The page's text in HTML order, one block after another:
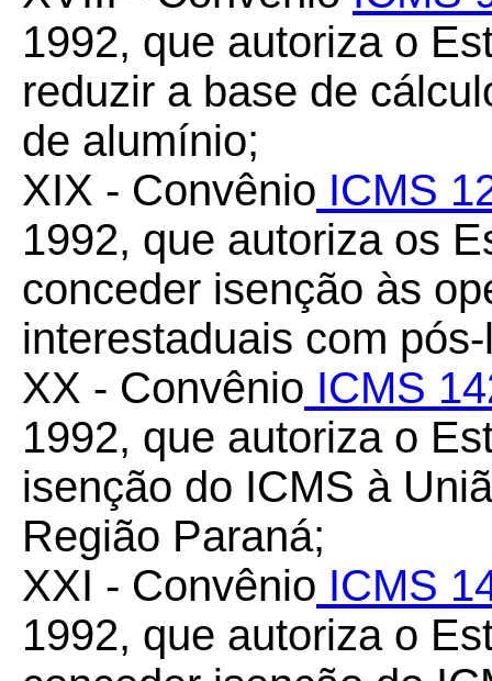
1992, que autoriza o
reduzir a base de
de alumínio;
XIX - Convênio ICMS
1992, que autoriza os
conceder isenção às
interestaduais com
XX - Convênio ICMS
1992, que autoriza o
isenção do ICMS à
Região Paraná;
XXI - Convênio ICMS
1992, que autoriza o